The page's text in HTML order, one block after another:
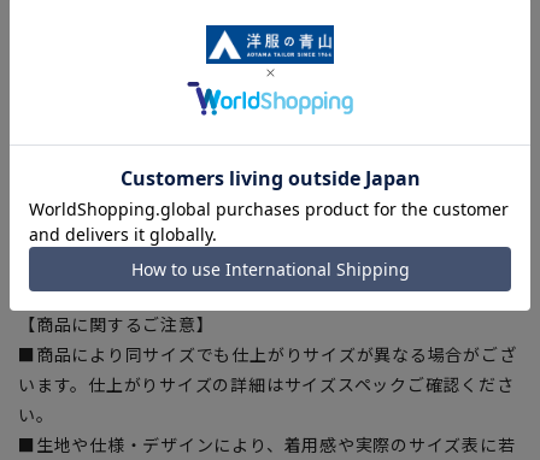
[L]身丈:70cm 身幅:54cm 肩幅:45cm 裄丈:82.5cm
[LL]身丈:72cm 身幅:56cm 肩幅:47cm 裄丈:85cm
[3L]身丈:74cm 身幅:58cm 肩幅:49cm 裄丈:87cm
[M] 胸囲:88～96cm 身長:165～175cm
[L] 胸囲:96～104cm 身長:175～185cm
[LL] 胸囲:104～112cm 身長:175～185cm
[3L] 胸囲:108～116cm 身長:175～185cm
※商品タグに記載されているおすすめのサイズ
【商品に関するご注意】
■商品により同サイズでも仕上がりサイズが異なる場合がござ
います。仕上がりサイズの詳細はサイズスペックご確認くださ
い。
■生地や仕様・デザインにより、着用感や実際のサイズ表に若